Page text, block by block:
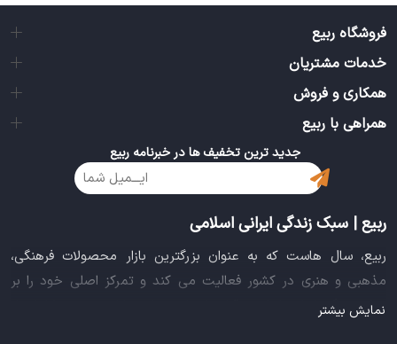
فروشگاه ربیع
خدمات مشتریان
همکاری و فروش
همراهی با ربیع
جدید ترین تخفیف ها در خبرنامه ربیع
ربیع | سبک زندگی ایرانی اسلامی
ربیع، سال هاست که به عنوان بزرگترین بازار محصولات فرهنگی،
مذهبی و هنری در کشور فعالیت می کند و تمرکز اصلی خود را بر
سبک زندگی ایرانی اسلامی قرار داده است. این بازار مجموعه کاملی از
نمایش بیشتر